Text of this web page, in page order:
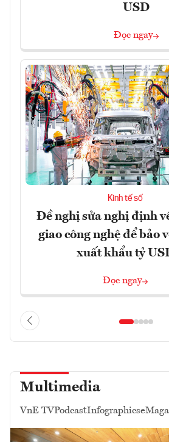
USD
Đọc ngay
Kinh tế số
Đề nghị sửa nghị định
giao công nghệ để bảo
xuất khẩu tỷ
Đọc ngay
Multimedia
VnE TVPodcastInfographics